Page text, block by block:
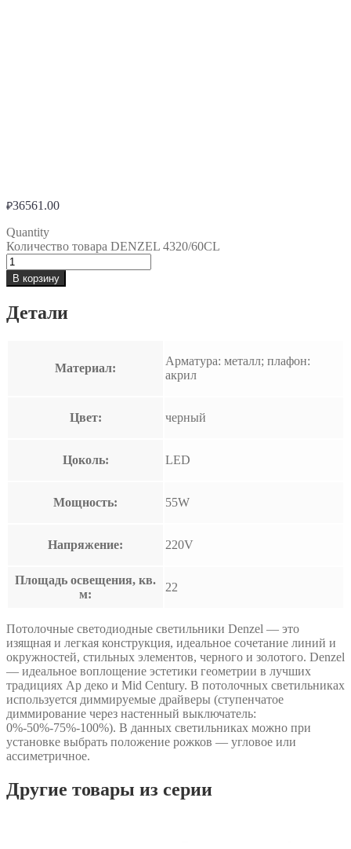
₽36561.00
Quantity
Количество товара DENZEL 4320/60CL
В корзину
Детали
Материал:
Арматура: металл; плафон:
акрил
Цвет: черный
Цоколь: LED
Мощность: 55W
Напряжение: 220V
Площадь освещения, кв.
м:
22
Потолочные светодиодные светильники Denzel — это
изящная и легкая конструкция, идеальное сочетание линий и
окружностей, стильных элементов, черного и золотого. Denzel
— идеальное воплощение эстетики геометрии в лучших
традициях Ар деко и Mid Century. В потолочных светильниках
используется диммируемые драйверы (ступенчатое
диммирование через настенный выключатель:
0%-50%-75%-100%). В данных светильниках можно при
установке выбрать положение рожков — угловое или
ассиметричное.
Другие товары из серии